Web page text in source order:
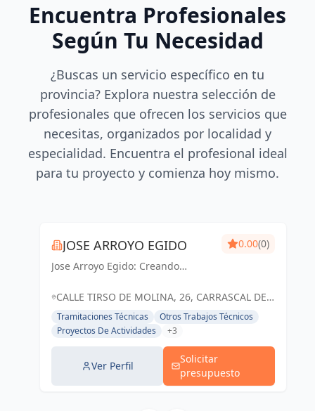
Encuentra Profesionales
Según Tu Necesidad
¿Buscas un servicio específico en tu
provincia? Explora nuestra selección de
profesionales que ofrecen los servicios que
necesitas, organizados por localidad y
especialidad. Encuentra el profesional ideal
para tu proyecto y comienza hoy mismo.
JOSE ARROYO EGIDO
Jose Arroyo Egido: Creando
funcionales que transforman
0.00(0)
CALLE TIRSO DE MOLINA, 26, CARRASCAL DE
BARREGAS, SALAMANCA, ESPAÑA, España
Tramitaciones Técnicas
Otros Trabajos Técnicos
Proyectos De Actividades
+3
Ver Perfil
Solicitar
presupuesto